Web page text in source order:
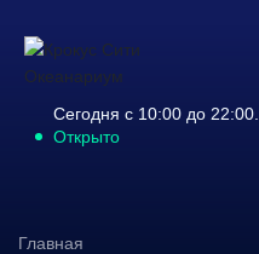
Сегодня с 10:00 до 22:00.
Открыто
Главная